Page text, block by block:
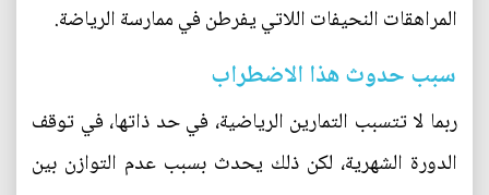
المراهقات النحيفات اللاتي يفرطن في ممارسة الرياضة.
سبب حدوث هذا الاضطراب
ربما لا تتسبب التمارين الرياضية، في حد ذاتها، في توقف
الدورة الشهرية، لكن ذلك يحدث بسبب عدم التوازن بين